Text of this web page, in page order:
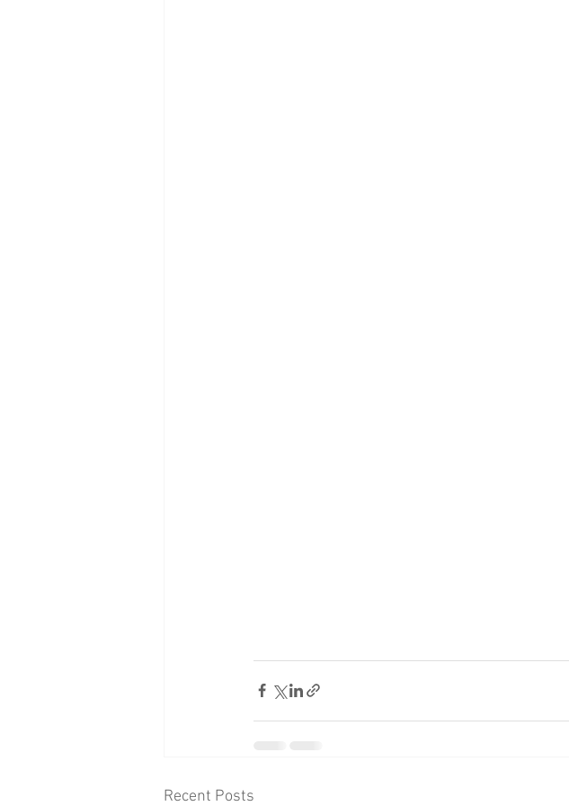
Recent Posts